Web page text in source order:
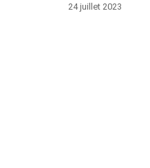
24 juillet 2023